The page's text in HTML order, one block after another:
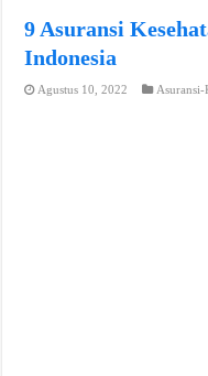
9 Asuransi
Indonesia
Agustus 10, 2022